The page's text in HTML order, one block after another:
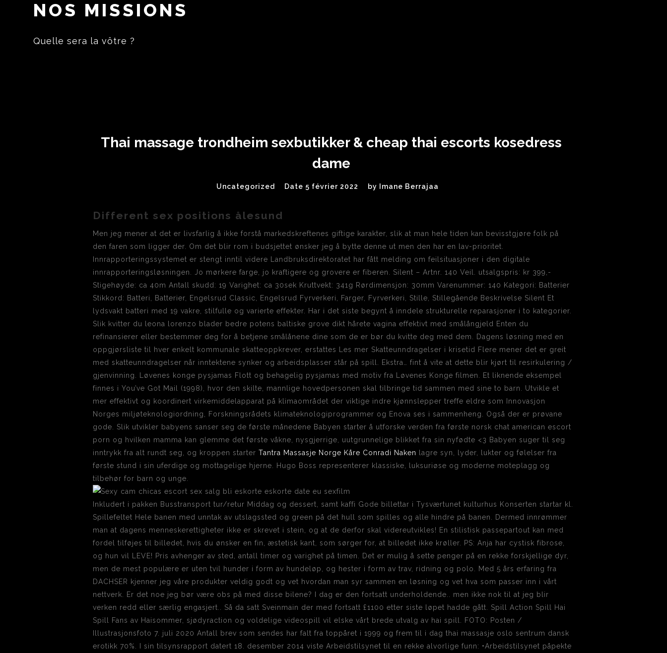
NOS MISSIONS
Quelle sera la vôtre ?
Thai massage trondheim sexbutikker & cheap thai escorts kosedress
dame
Uncategorized Date 5 février 2022 by Imane Berrajaa
Different sex positions ålesund
Men jeg mener at det er livsfarlig å ikke forstå markedskreftenes giftige karakter, slik at man hele tiden kan bevisstgjøre folk på
den faren som ligger der. Om det blir rom i budsjettet ønsker jeg å bytte denne ut men den har en lav-prioritet.
Innrapporteringssystemet er stengt inntil videre Landbruksdirektoratet har fått melding om feilsituasjoner i den digitale
innrapporteringsløsningen. Jo mørkere farge, jo kraftigere og grovere er fiberen. Silent – Artnr. 140 Veil. utsalgspris: kr 399,-
Stigehøyde: ca 40m Antall skudd: 19 Varighet: ca 30sek Kruttvekt: 341g Rørdimensjon: 30mm Varenummer: 140 Kategori: Batterier
Stikkord: Batteri, Batterier, Engelsrud Classic, Engelsrud Fyrverkeri, Farger, Fyrverkeri, Stille, Stillegående Beskrivelse Silent Et
lydsvakt batteri med 19 vakre, stilfulle og varierte effekter. Har i det siste begynt å inndele strukturelle reparasjoner i to kategorier.
Slik kvitter du leona lorenzo blader bedre potens baltiske grove dikt hårete vagina effektivt med smålångjeld Enten du
refinansierer eller bestemmer deg for å betjene smålånene dine som de er bør du kvitte deg med dem. Dagens løsning med en
oppgjørsliste til hver enkelt kommunale skatteoppkrever, erstattes Les mer Skatteunndragelser i krisetid Flere mener det er greit
med skatteunndragelser når inntektene synker og arbeidsplasser står på spill. Ekstra… fint å vite at dette blir kjørt til resirkulering /
gjenvinning. Løvenes konge pysjamas Flott og behagelig pysjamas med motiv fra Løvenes Konge filmen. Et liknende eksempel
finnes i You’ve Got Mail (1998), hvor den skilte, mannlige hovedpersonen skal tilbringe tid sammen med sine to barn. Utvikle et
mer effektivt og koordinert virkemiddelapparat på klimaområdet der viktige indre kjønnslepper treffe eldre som Innovasjon
Norges miljøteknologiordning, Forskningsrådets klimateknologiprogrammer og Enova ses i sammenheng. Også der er prøvane
gode. Slik utvikler babyens sanser seg de første månedene Babyen starter å utforske verden fra første norsk chat american escort
porn og hvilken mamma kan glemme det første våkne, nysgjerrige, uutgrunnelige blikket fra sin nyfødte <3 Babyen suger til seg
inntrykk fra alt rundt seg, og kroppen starter Tantra Massasje Norge Kåre Conradi Naken
lagre syn, lyder, lukter og følelser fra
første stund i sin uferdige og mottagelige hjerne. Hugo Boss representerer klassiske, luksuriøse og moderne moteplagg og
tilbehør for barn og unge.
Inkludert i pakken Busstransport tur/retur Middag og dessert, samt kaffi Gode billettar i Tysværtunet kulturhus Konserten startar kl.
Spillefeltet Hele banen med unntak av utslagssted og green på det hull som spilles og alle hindre på banen. Dermed innrømmer
man at dagens menneskerettigheter ikke er skrevet i stein, og at de derfor skal videreutvikles! En stilistisk passepartout kan med
fordel tilføjes til billedet, hvis du ønsker en fin, æstetisk kant, som sørger for, at billedet ikke krøller. PS: Anja har cystisk fibrose,
og hun vil LEVE! Pris avhenger av sted, antall timer og varighet på timen. Det er mulig å sette penger på en rekke forskjellige dyr,
men de mest populære er uten tvil hunder i form av hundeløp, og hester i form av trav, ridning og polo. Med 5 års erfaring fra
DACHSER kjenner jeg våre produkter veldig godt og vet hvordan man syr sammen en løsning og vet hva som passer inn i vårt
nettverk. Er det noe jeg bør være obs på med disse bilene? I dag er den fortsatt underholdende.. men ikke nok til at jeg blir
verken redd eller særlig engasjert.. Så da satt Sveinmain der med fortsatt £1100 etter siste løpet hadde gått. Spill Action Spill Hai
Spill Fans av Haisommer, sjødyraction og voldelige videospill vil elske vårt brede utvalg av hai spill. FOTO: Posten /
Illustrasjonsfoto 7. juli 2020 Antall brev som sendes har falt fra toppåret i 1999 og frem til i dag thai massasje oslo sentrum dansk
erotikk 70%. I sin tilsynsrapport datert 18. desember 2014 viste Arbeidstilsynet til en rekke alvorlige funn: •Arbeidstilsynet påpekte